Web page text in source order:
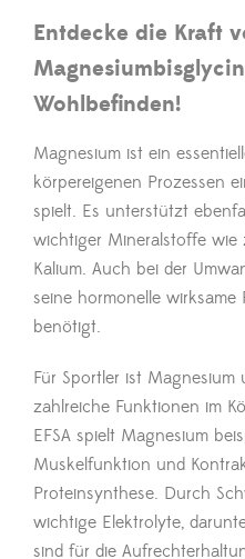
Entdecke die Kraft
Wohlbefinden!
Magnesium ist ein
körpereigenen Prozessen
spielt. Es unterstützt
wichtiger Mineralstoffe wie
Kalium. Auch bei der
seine hormonelle wirksame
benötigt.
Für Sportler ist Magnesium
zahlreiche Funktionen im
EFSA spielt Magnesium
Muskelfunktion und
Proteinsynthese. Durch
wichtige Elektrolyte,
sind für die